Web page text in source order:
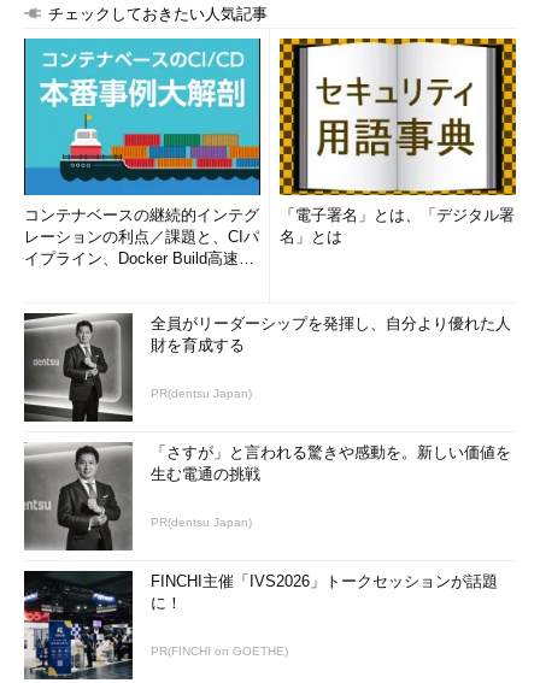
画面2は変数を評価した例です。「echo $PS1」（プロンプト
の表示形式を持つシェル変数PS1の表示）と「ps --forest」（プ
ロセスの階層表示）を実行しています ※4。
※4 psコマンドの結果から、現在のシ
ェルで文字列部分を実行していること
が分かる（連載第169回を参照）。
画面2 変数を評価したところ
っている
ため、「echo '$PS1'」のようにシングルクオーテーションで変
数をくくるか、「echo \$PS1」のように「$」の直前にバックス
ラッシュを付けてエスケープする必要があります。
さらに「eval $変数名
できます（画面3）。
コマンド実行例
チェックしておきたい人気記事
コンテナベースの継続的インテグ
レーションの利点／課題と、CIパ
イプライン、Docker Build高速化
「電子署名」とは、「デジタル署
名」とは
全員がリーダーシップを発揮し、自分より優れた人
財を育成する
PR(dentsu Japan)
「さすが」と言われる驚きや感動を。新しい価値を
生む電通の挑戦
PR(dentsu Japan)
FINCHI主催「IVS2026」トークセッションが話題
に！
PR(FINCHI on GOETHE)